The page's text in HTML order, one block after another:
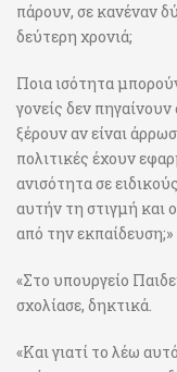
πάρουν, σε κανέναν
δεύτερη χρονιά;
Ποια ισότητα
γονείς δεν
ξέρουν αν είναι
πολιτικές έχουν
ανισότητα σε
αυτήν τη στιγμή και
από την εκπαίδευση;»
«Στο υπουργείο
σχολίασε, δηκτικά.
«Και γιατί το λέω